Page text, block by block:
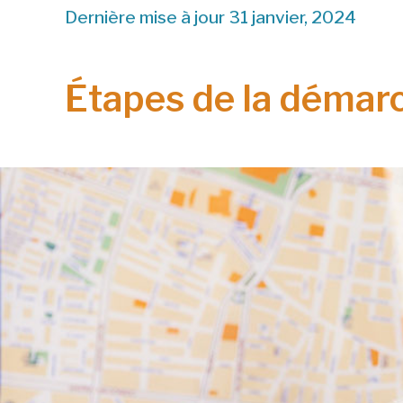
Dernière mise à jour 31 janvier, 2024
Étapes de la